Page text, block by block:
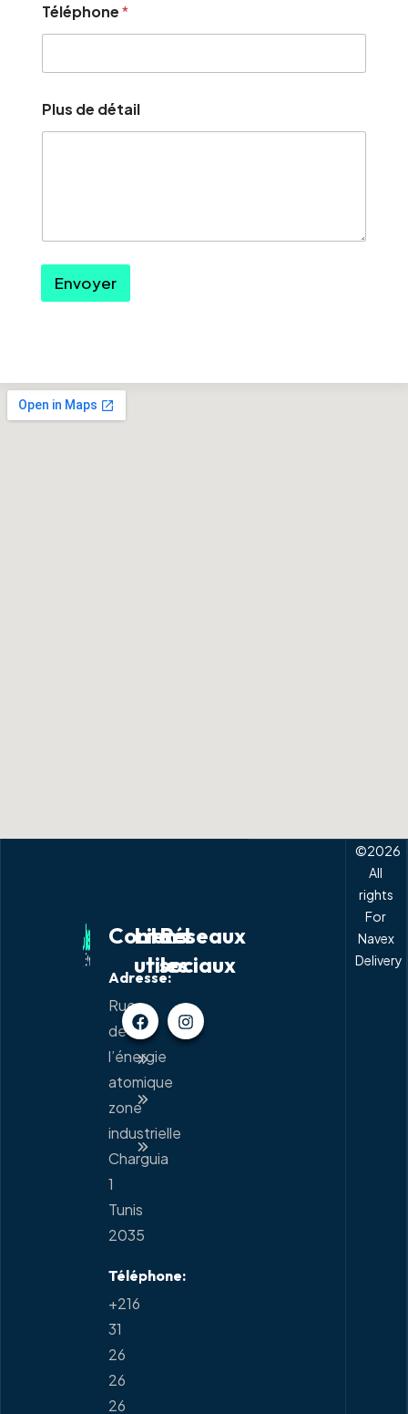
m
a
l
E
m
a
Téléphone*
Plus de détail
Envoyer
Contact
Adresse:
Rue
de
l’énergie
atomique
zone
industrielle
Charguia
1
Tunis
2035
Téléphone:
+216
31
26
26
26
Liens
utiles
Devenir
Client
Devenir
Livreur
Suivi
colis
Réseaux
sociaux
©2026
All
rights
For
Navex
Delivery